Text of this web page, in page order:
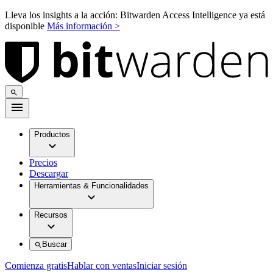
Lleva los insights a la acción: Bitwarden Access Intelligence ya está
disponible Más información >
Productos
Precios
Descargar
Herramientas & Funcionalidades
Recursos
Buscar
Comienza gratisHablar con ventasIniciar sesión